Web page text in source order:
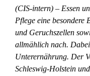
(CIS-intern) – Essen
Pflege eine besondere
und Geruchszellen
allmählich nach.
Unterernährung. Der
Schleswig-Holstein